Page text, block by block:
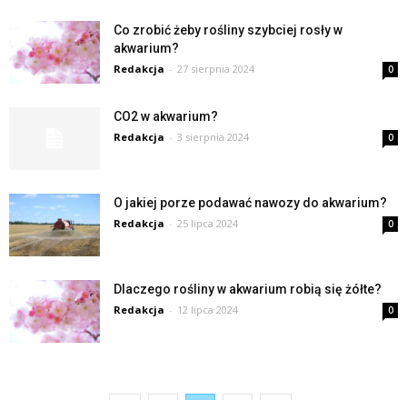
Co zrobić żeby rośliny szybciej rosły w
akwarium?
Redakcja - 27 sierpnia 2024 0
CO2 w akwarium?
Redakcja - 3 sierpnia 2024 0
O jakiej porze podawać nawozy do akwarium?
Redakcja - 25 lipca 2024 0
Dlaczego rośliny w akwarium robią się żółte?
Redakcja - 12 lipca 2024 0